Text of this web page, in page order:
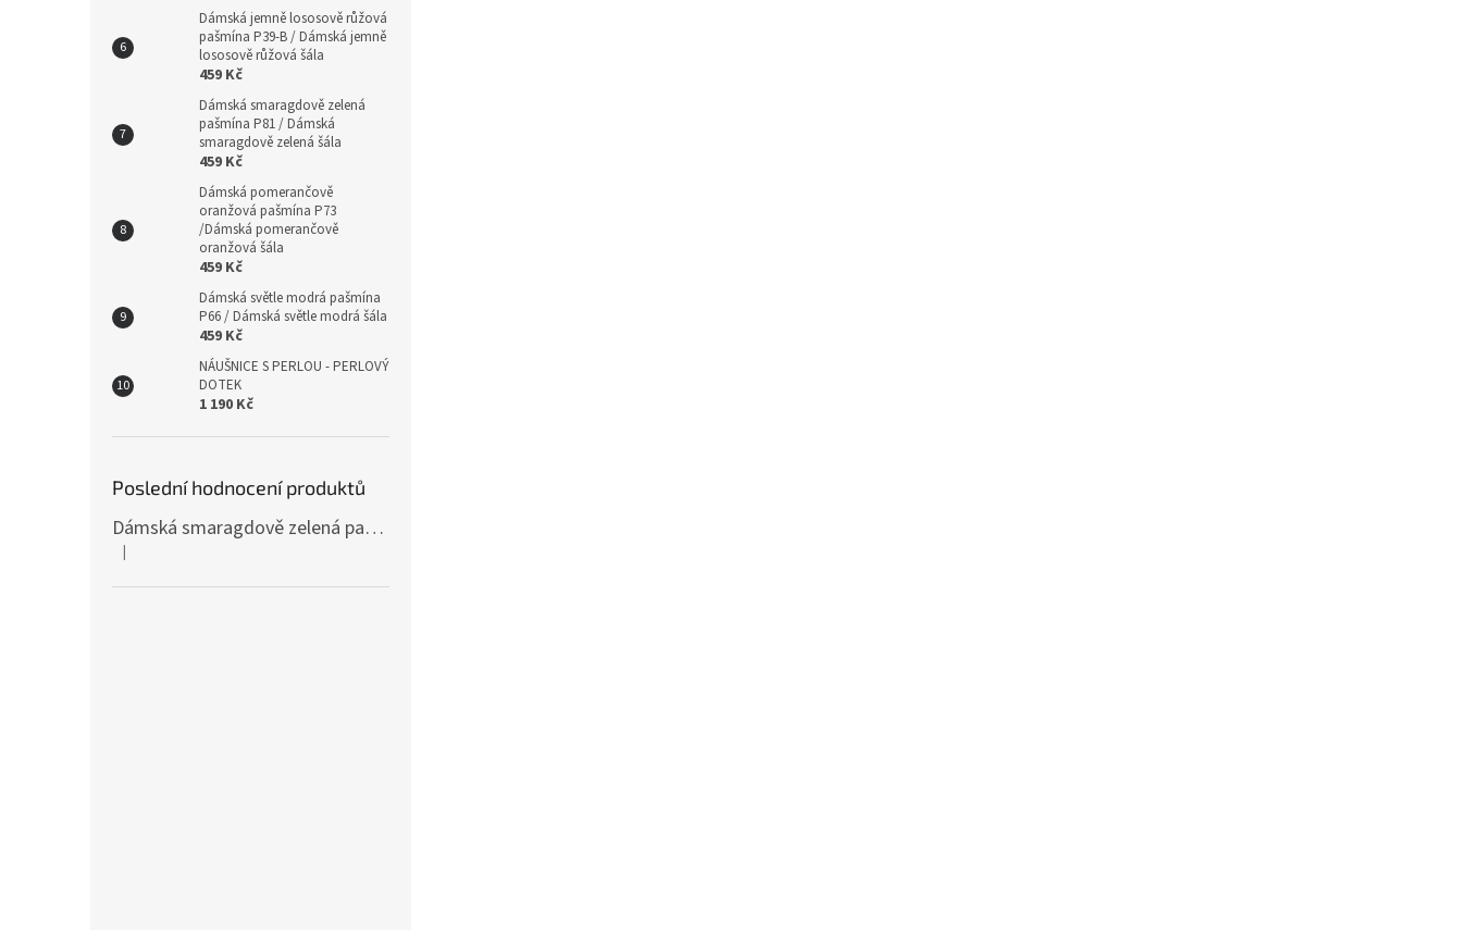
Dámská jemně lososově růžová
pašmína P39-B / Dámská jemně
lososově růžová šála
459 Kč
Dámská smaragdově zelená
pašmína P81 / Dámská
smaragdově zelená šála
459 Kč
Dámská pomerančově
oranžová pašmína P73
/Dámská pomerančově
oranžová šála
459 Kč
Dámská světle modrá pašmína
P66 / Dámská světle modrá šála
459 Kč
NÁUŠNICE S PERLOU - PERLOVÝ
DOTEK
1 190 Kč
Poslední hodnocení produktů
Dámská smaragdově zelená pašmína P81 / Dámská smaragdově zelená šála
Hodnocení produktu je 4 z 5 hvězdiček.
|